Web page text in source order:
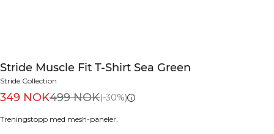
Stride Muscle Fit T-Shirt Sea Green
Stride Collection
349 NOK499 NOK(-30%)
Treningstopp med mesh-paneler.